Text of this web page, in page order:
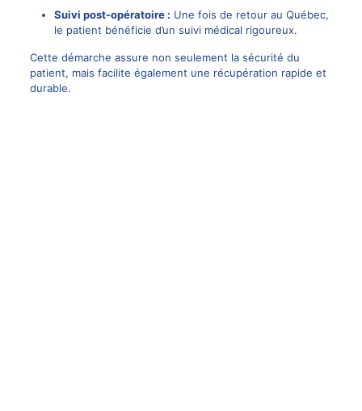
Suivi post-opératoire : Une fois de retour au Québec,
le patient bénéficie d’un suivi médical rigoureux.
Cette démarche assure non seulement la sécurité du
patient, mais facilite également une récupération rapide et
durable.